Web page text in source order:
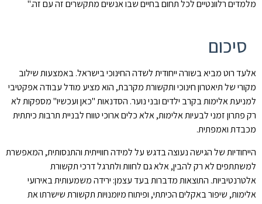
מלמדים רלוונטיים לכל תחום בחיים שבו אנשים מתקשרים זה עם זה."
סיכום
אלעד רוט מביא בשורה ייחודית לשדה החינוכי בישראל. באמצעות שילוב
מקורי של תיאטרון חינוכי ותקשורת מקרבת, הוא מציע מודל עבודה אפקטיבי
למניעת אלימות בקרב ילדים ובני נוער. הסדנאות "כאן ועכשיו" מספקות לא
רק פתרון זמני לבעיות אלימות, אלא כלים ארוכי טווח לבניית תרבות כיתתית
מכבדת ואמפתית.
הייחודיות של הגישה נעוצה בדגש על למידה חווייתית והתנסותית, המאפשרת
למשתתפים לא רק להבין, אלא גם לחוות ולתרגל דרכי תקשורת
אלטרנטיביות. התוצאות מדברות בעד עצמן: ירידה משמעותית באירועי
אלימות, שיפור באקלים הכיתתי, ופיתוח מיומנויות תקשורת שישרתו את